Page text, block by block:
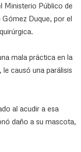
Ministerio Público de
Duque, por el
mala práctica en la
causó una parálisis
al acudir a esa
daño a su mascota,